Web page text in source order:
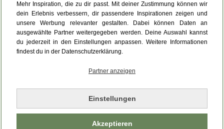
Mehr Inspiration, die zu dir passt. Mit deiner Zustimmung können wir
dein Erlebnis verbessern, dir passendere Inspirationen zeigen und
unsere Werbung relevanter gestalten. Dabei können Daten an
ausgewählte Partner weitergegeben werden. Deine Auswahl kannst
du jederzeit in den Einstellungen anpassen. Weitere Informationen
findest du in der Datenschutzerklärung.
Partner anzeigen
Einstellungen
Akzeptieren
Da ist etwas schiefgelaufen.
Leider ist ein technischer Fehler aufgetreten.
Bitte laden Sie die Seite neu.